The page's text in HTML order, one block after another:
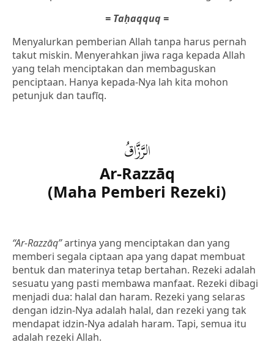
= Taḥaqquq =
Menyalurkan pemberian Allah tanpa harus pernah
takut miskin. Menyerahkan jiwa raga kepada Allah
yang telah menciptakan dan membaguskan
penciptaan. Hanya kepada-Nya lah kita mohon
petunjuk dan taufīq.
الرَّزَّاقُ
Ar-Razzāq
(Maha Pemberi Rezeki)
“Ar-Razzāq”artinya yang menciptakan dan yang
memberi segala ciptaan apa yang dapat membuat
bentuk dan materinya tetap bertahan. Rezeki adalah
sesuatu yang pasti membawa manfaat. Rezeki dibagi
menjadi dua: halal dan haram. Rezeki yang selaras
dengan idzin-Nya adalah halal, dan rezeki yang tak
mendapat idzin-Nya adalah haram. Tapi, semua itu
adalah rezeki Allah.